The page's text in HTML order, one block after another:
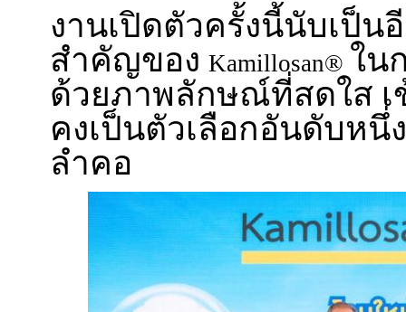
งานเปิดตัวครั้งนี้นับเป็
สำคัญของ Kamillosan® ใน
ด้วยภาพลักษณ์ที่สดใส เ
คงเป็นตัวเลือกอันดับหนึ่
ลำคอ